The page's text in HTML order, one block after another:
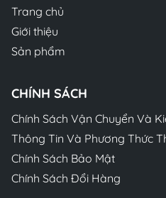
Trang chủ
Giới thiệu
Sản phẩm
CHÍNH SÁCH
Chính Sách Vận Chuyển Và
Thông Tin Và Phương Thức
Chính Sách Bảo Mật
Chính Sách Đổi Hàng